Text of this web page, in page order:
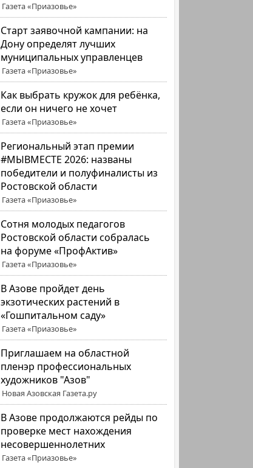
Газета «Приазовье»
Старт заявочной кампании: на
Дону определят лучших
муниципальных управленцев
Газета «Приазовье»
Как выбрать кружок для ребёнка,
если он ничего не хочет
Газета «Приазовье»
Региональный этап премии
#МЫВМЕСТЕ 2026: названы
победители и полуфиналисты из
Ростовской области
Газета «Приазовье»
Сотня молодых педагогов
Ростовской области собралась
на форуме «ПрофАктив»
Газета «Приазовье»
В Азове пройдет день
экзотических растений в
«Гошпитальном саду»
Газета «Приазовье»
Приглашаем на областной
пленэр профессиональных
художников "Азов"
Новая Азовская Газета.ру
В Азове продолжаются рейды по
проверке мест нахождения
несовершеннолетних
Газета «Приазовье»